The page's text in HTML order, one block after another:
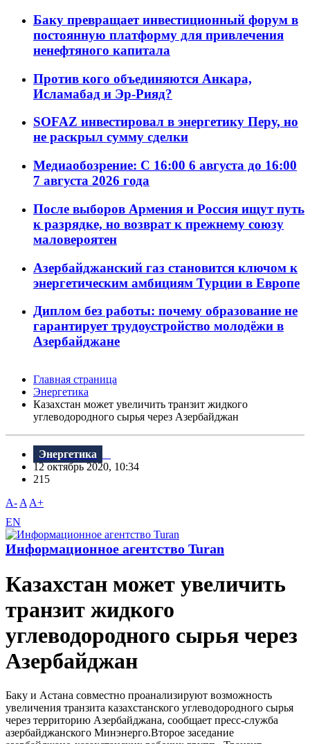
Баку превращает инвестиционный форум в
постоянную платформу для привлечения
ненефтяного капитала
Против кого объединяются Анкара,
Исламабад и Эр-Рияд?
SOFAZ инвестировал в энергетику Перу, но
не раскрыл сумму сделки
Медиаобозрение: С 16:00 6 августа до 16:00
7 августа 2026 года
После выборов Армения и Россия ищут путь
к разрядке, но возврат к прежнему союзу
маловероятен
Азербайджанский газ становится ключом к
энергетическим амбициям Турции в Европе
Диплом без работы: почему образование не
гарантирует трудоустройство молодёжи в
Азербайджане
Главная страница
Энергетика
Казахстан может увеличить транзит жидкого
углеводородного сырья через Азербайджан
Энергетика
12 октябрь 2020, 10:34
215
A- A A+
EN
Информационное агентство Turan
Казахстан может увеличить
транзит жидкого
углеводородного сырья через
Азербайджан
Баку и Астана совместно проанализируют возможность
увеличения транзита казахстанского углеводородного сырья
через территорию Азербайджана, сообщает пресс-служба
азербайджанского Минэнерго.Второе заседание